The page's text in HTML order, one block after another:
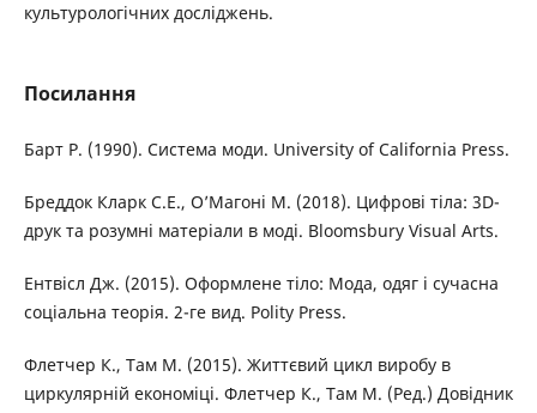
культурологічних досліджень.
Посилання
Барт Р. (1990). Система моди. University of California Press.
Бреддок Кларк С.Е., О’Магоні М. (2018). Цифрові тіла: 3D-
друк та розумні матеріали в моді. Bloomsbury Visual Arts.
Ентвісл Дж. (2015). Оформлене тіло: Мода, одяг і сучасна
соціальна теорія. 2-ге вид. Polity Press.
Флетчер К., Там М. (2015). Життєвий цикл виробу в
циркулярній економіці. Флетчер К., Там М. (Ред.) Довідник